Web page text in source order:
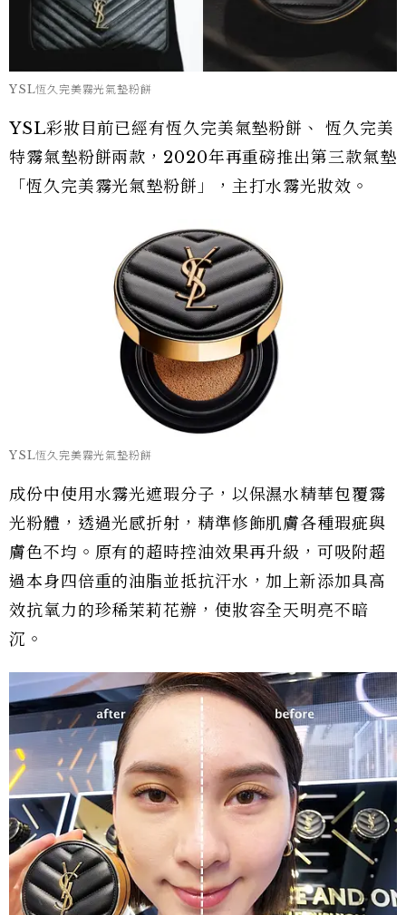
YSL恆久完美霧光氣墊粉餅
YSL彩妝目前已經有恆久完美氣墊粉餅、 恆久完美
特霧氣墊粉餅兩款，2020年再重磅推出第三款氣墊
「恆久完美霧光氣墊粉餅」，主打水霧光妝效。
YSL恆久完美霧光氣墊粉餅
成份中使用水霧光遮瑕分子，以保濕水精華包覆霧
光粉體，透過光感折射，精準修飾肌膚各種瑕疵與
膚色不均。原有的超時控油效果再升級，可吸附超
過本身四倍重的油脂並抵抗汗水，加上新添加具高
效抗氧力的珍稀茉莉花辦，使妝容全天明亮不暗
沉。